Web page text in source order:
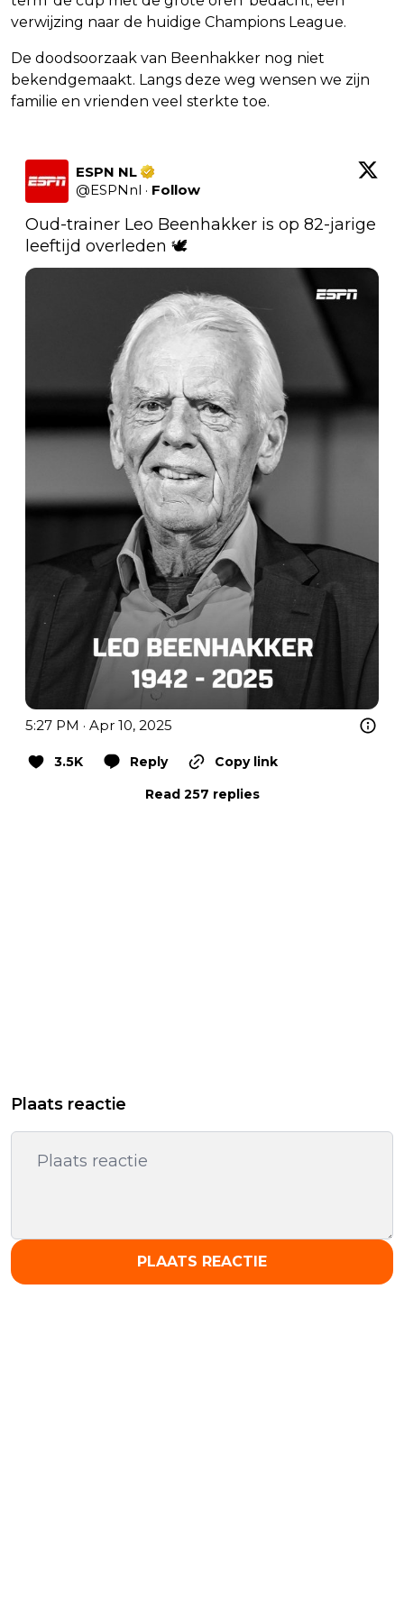
verwijzing naar de huidige Champions League.
De doodsoorzaak van Beenhakker nog niet
bekendgemaakt. Langs deze weg wensen we zijn
familie en vrienden veel sterkte toe.
ESPN NL
@ESPNnl · Follow
Oud-trainer Leo Beenhakker is op 82-jarige
leeftijd overleden 🕊️
5:27 PM · Apr 10, 2025
3.5K Reply
Copy link
Read 257 replies
Plaats reactie
PLAATS REACTIE